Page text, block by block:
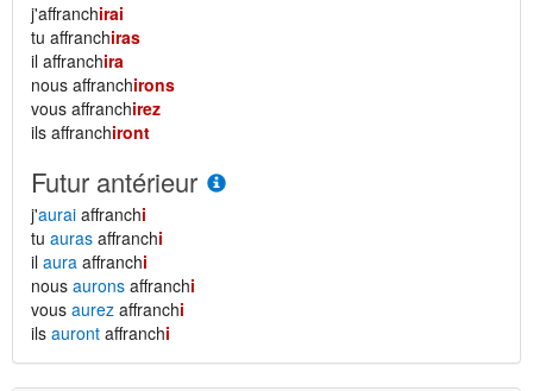
j'affranchirai
tu affranchiras
il affranchira
nous affranchirons
vous affranchirez
ils affranchiront
Futur antérieur
j'aurai affranchi
tu auras affranchi
il aura affranchi
nous aurons affranchi
vous aurez affranchi
ils auront affranchi